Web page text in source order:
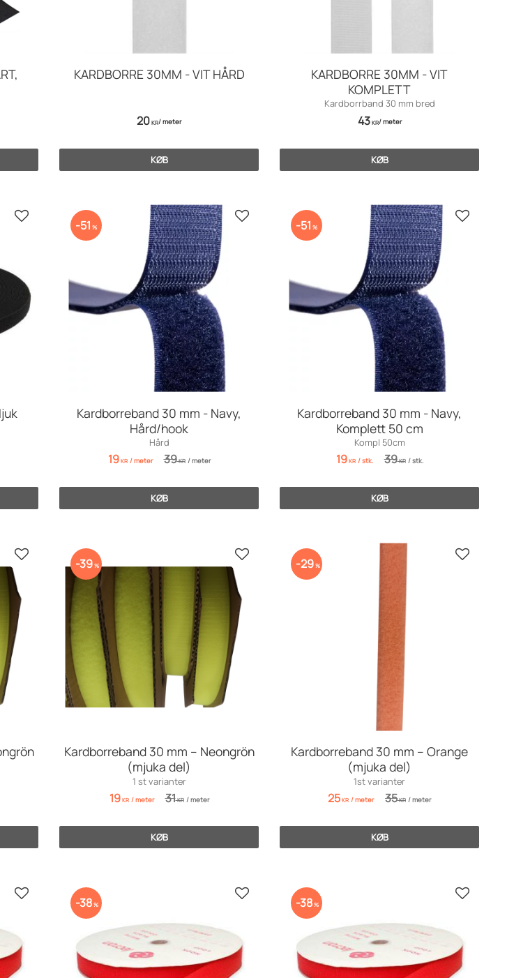
KARDBORRE 30MM - VIT HÅRD
20KR/meter
KØB
KARDBORRE 30MM - VIT
KOMPLETT
Kardborrband 30 mm bred
43KR/meter
KØB
Gem som favorit
Kardborreband 30 mm - Navy,
Hård/hook
Hård
19KR /meter 39KR /meter
51 % Gem som favorit
KØB
Kardborreband 30 mm - Navy,
Komplett 50 cm
Kompl 50cm
19KR /stk. 39KR /stk.
51 % Gem som
KØB
Gem som favorit
Kardborreband 30 mm – Neongrön
(mjuka del)
1 st varianter
19KR /meter 31KR /meter
39% Gem som favorit
KØB
Kardborreband 30 mm – Orange
(mjuka del)
1st varianter
25KR /meter 35KR /meter
29% Gem som
KØB
Gem som favorit
38% Gem som favorit
38% Gem som